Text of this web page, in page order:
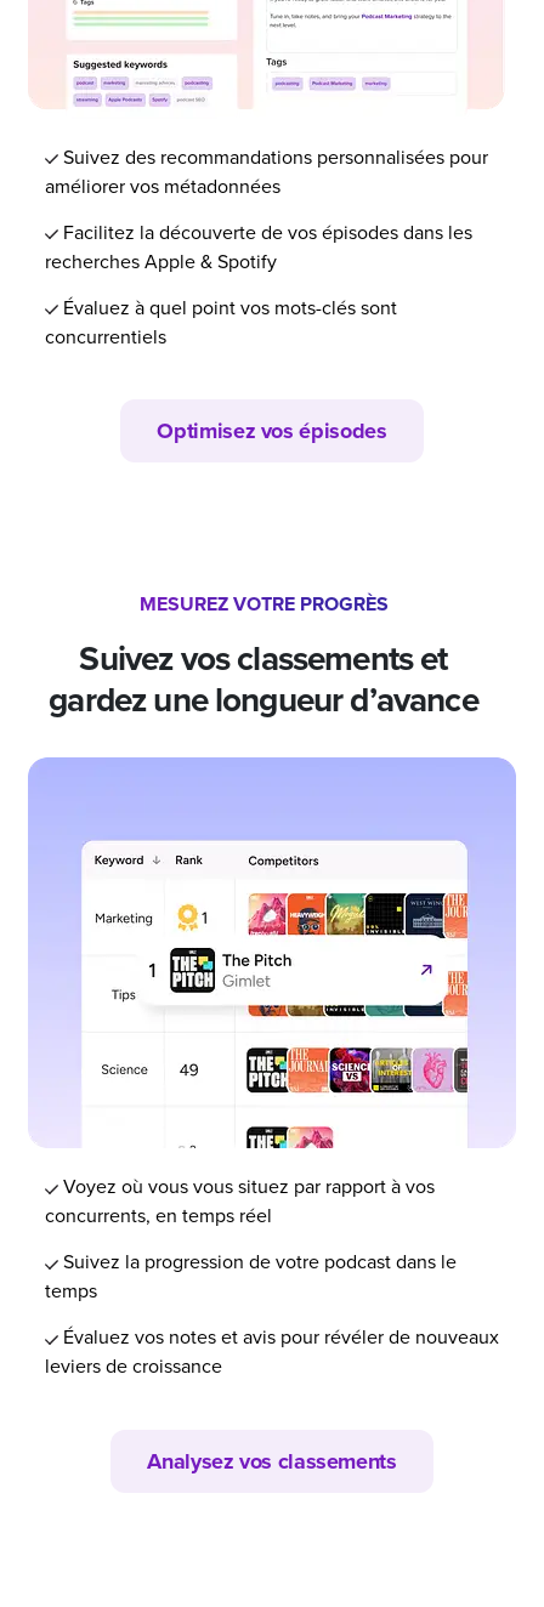
Suivez des recommandations personnalisées pour
améliorer vos métadonnées
Facilitez la découverte de vos épisodes dans les
recherches Apple & Spotify
Évaluez à quel point vos mots-clés sont
concurrentiels
Optimisez vos épisodes
MESUREZ VOTRE PROGRÈS
Suivez vos classements et
gardez une longueur d’avance
Voyez où vous vous situez par rapport à vos
concurrents, en temps réel
Suivez la progression de votre podcast dans le
temps
Évaluez vos notes et avis pour révéler de nouveaux
leviers de croissance
Analysez vos classements